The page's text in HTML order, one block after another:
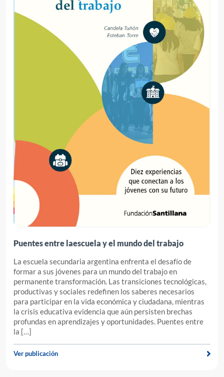
Puentes entre laescuela y el mundo del trabajo
La escuela secundaria argentina enfrenta el desafío de
formar a sus jóvenes para un mundo del trabajo en
permanente transformación. Las transiciones tecnológicas,
productivas y sociales redefinen los saberes necesarios
para participar en la vida económica y ciudadana, mientras
la crisis educativa evidencia que aún persisten brechas
profundas en aprendizajes y oportunidades. Puentes entre
la […]
Ver publicación